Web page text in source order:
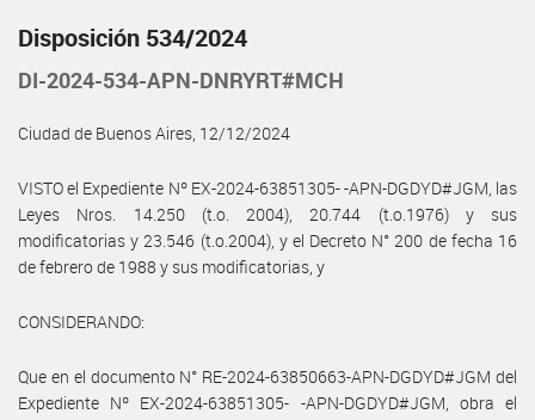
Disposición 534/2024
DI-2024-534-APN-DNRYRT#MCH
Ciudad de Buenos Aires, 12/12/2024
VISTO el Expediente Nº EX-2024-63851305- -APN-DGDYD#JGM, las
Leyes Nros. 14.250 (t.o. 2004), 20.744 (t.o.1976) y sus
modificatorias y 23.546 (t.o.2004), y el Decreto N° 200 de fecha 16
de febrero de 1988 y sus modificatorias, y
CONSIDERANDO:
Que en el documento N° RE-2024-63850663-APN-DGDYD#JGM del
Expediente Nº EX-2024-63851305- -APN-DGDYD#JGM, obra el